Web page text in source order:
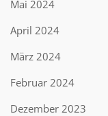
Mai 2024
April 2024
März 2024
Februar 2024
Dezember 2023